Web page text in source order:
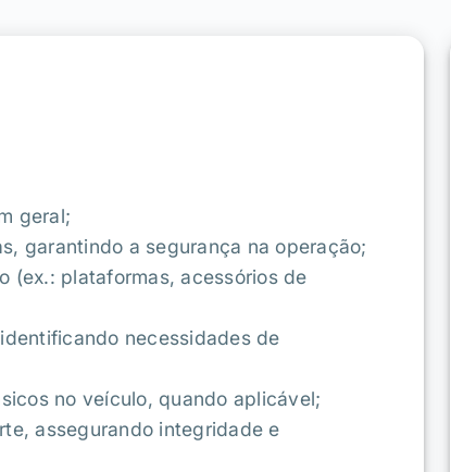
geral;
garantindo a segurança na operação;
(ex.: plataformas, acessórios de
necessidades de
no veículo, quando aplicável;
assegurando integridade e